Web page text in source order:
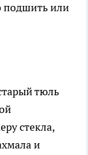
подшить или
тюль
стекла,
и